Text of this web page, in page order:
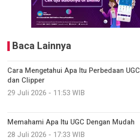
Baca Lainnya
Cara Mengetahui Apa Itu Perbedaan UGC
dan Clipper
29 Juli 2026 - 11:53 WIB
Memahami Apa Itu UGC Dengan Mudah
28 Juli 2026 - 17:33 WIB